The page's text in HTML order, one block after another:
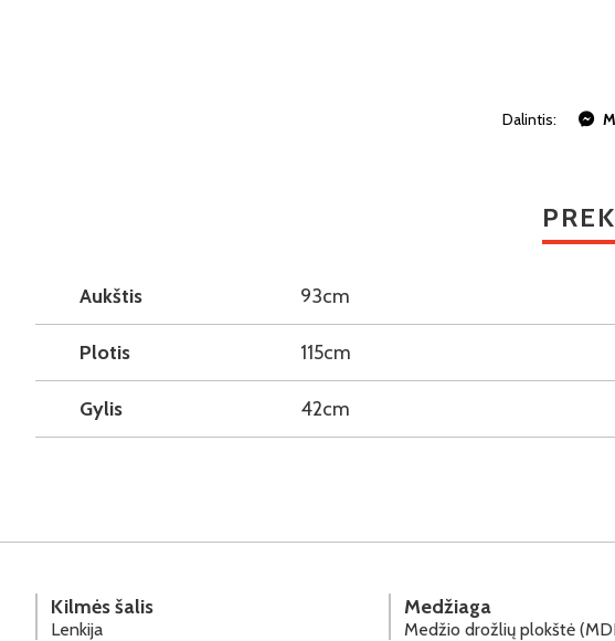
Dalintis:
Aukštis 93cm
Plotis 115cm
Gylis 42cm
Kilmės šalis
Lenkija
Medžiaga
Medžio drožlių plokštė